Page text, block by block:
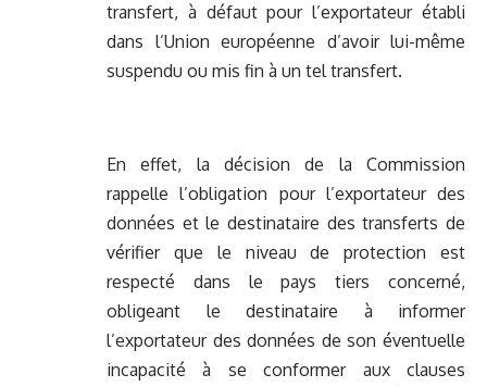
transfert, à défaut pour l’exportateur établi
dans l’Union européenne d’avoir lui-même
suspendu ou mis fin à un tel transfert.
En effet, la décision de la Commission
rappelle l’obligation pour l’exportateur des
données et le destinataire des transferts de
vérifier que le niveau de protection est
respecté dans le pays tiers concerné,
obligeant le destinataire à informer
l’exportateur des données de son éventuelle
incapacité à se conformer aux clauses